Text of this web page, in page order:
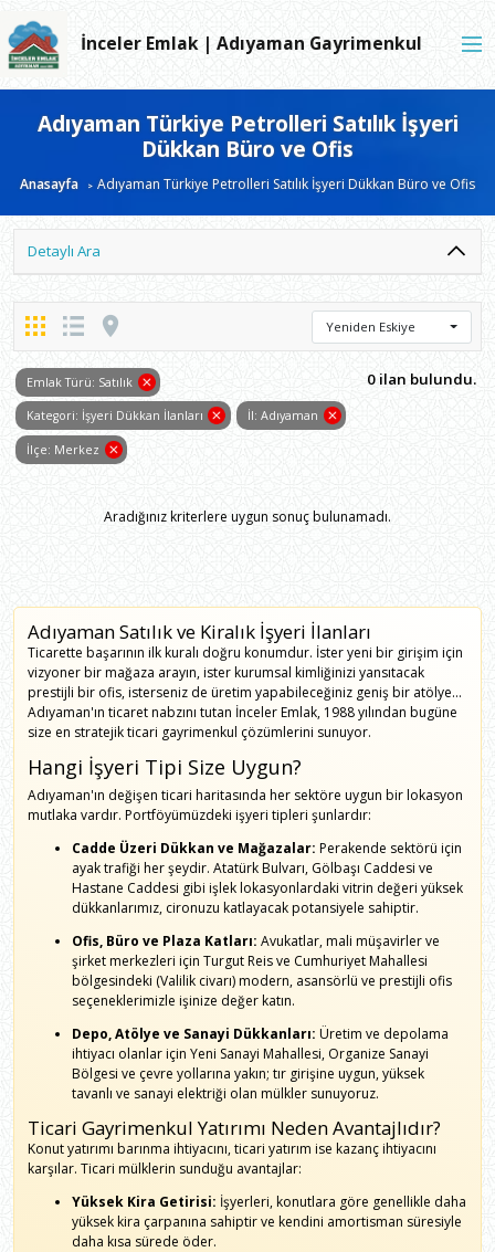
İnceler Emlak | Adıyaman Gayrimenkul
Adıyaman Türkiye Petrolleri Satılık İşyeri
Dükkan Büro ve Ofis
Anasayfa Adıyaman Türkiye Petrolleri Satılık İşyeri Dükkan Büro ve Ofis
Detaylı Ara
Yeniden Eskiye
0 ilan bulundu.
Emlak Türü: Satılık
Kategori: İşyeri Dükkan İlanları İl: Adıyaman
İlçe: Merkez
Aradığınız kriterlere uygun sonuç bulunamadı.
Adıyaman Satılık ve Kiralık İşyeri İlanları
Ticarette başarının ilk kuralı doğru konumdur. İster yeni bir girişim için
vizyoner bir mağaza arayın, ister kurumsal kimliğinizi yansıtacak
prestijli bir ofis, isterseniz de üretim yapabileceğiniz geniş bir atölye...
Adıyaman'ın ticaret nabzını tutan İnceler Emlak, 1988 yılından bugüne
size en stratejik ticari gayrimenkul çözümlerini sunuyor.
Hangi İşyeri Tipi Size Uygun?
Adıyaman'ın değişen ticari haritasında her sektöre uygun bir lokasyon
mutlaka vardır. Portföyümüzdeki işyeri tipleri şunlardır:
Cadde Üzeri Dükkan ve Mağazalar: Perakende sektörü için
ayak trafiği her şeydir. Atatürk Bulvarı, Gölbaşı Caddesi ve
Hastane Caddesi gibi işlek lokasyonlardaki vitrin değeri yüksek
dükkanlarımız, cironuzu katlayacak potansiyele sahiptir.
Ofis, Büro ve Plaza Katları: Avukatlar, mali müşavirler ve
şirket merkezleri için Turgut Reis ve Cumhuriyet Mahallesi
bölgesindeki (Valilik civarı) modern, asansörlü ve prestijli ofis
seçeneklerimizle işinize değer katın.
Depo, Atölye ve Sanayi Dükkanları: Üretim ve depolama
ihtiyacı olanlar için Yeni Sanayi Mahallesi, Organize Sanayi
Bölgesi ve çevre yollarına yakın; tır girişine uygun, yüksek
tavanlı ve sanayi elektriği olan mülkler sunuyoruz.
Ticari Gayrimenkul Yatırımı Neden Avantajlıdır?
Konut yatırımı barınma ihtiyacını, ticari yatırım ise kazanç ihtiyacını
karşılar. Ticari mülklerin sunduğu avantajlar:
Yüksek Kira Getirisi: İşyerleri, konutlara göre genellikle daha
yüksek kira çarpanına sahiptir ve kendini amortisman süresiyle
daha kısa sürede öder.